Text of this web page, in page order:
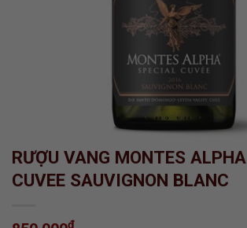
RƯỢU VANG MONTES
CUVEE SAUVIGNON BLANC
₫